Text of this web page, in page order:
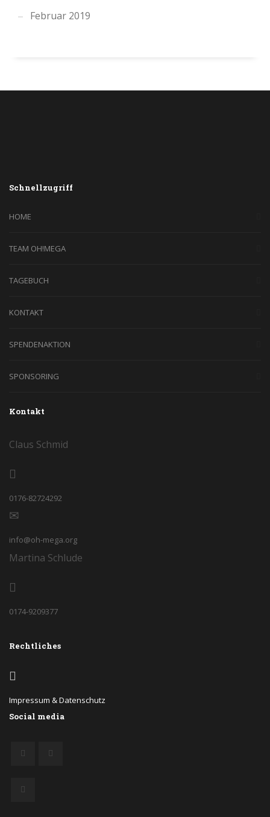
Februar 2019
Schnellzugriff
HOME
TEAM OH!MEGA
TAGEBUCH
KONTAKT
SPENDENAKTION
SPONSORING
Kontakt
Claus Schmid
0176-82724292
info@oh-mega.org
Martina Schlude
0174-9209377
Rechtliches
Impressum & Datenschutz
Social media